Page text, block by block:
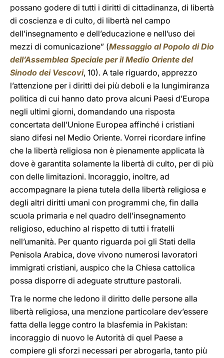
possano godere di tutti i diritti di cittadinanza, di libertà
di coscienza e di culto, di libertà nel campo
dell’insegnamento e dell’educazione e nell’uso dei
mezzi di comunicazione” (Messaggio al Popolo di Dio
dell’Assemblea Speciale per il Medio Oriente del
Sinodo dei Vescovi, 10). A tale riguardo, apprezzo
l’attenzione per i diritti dei più deboli e la lungimiranza
politica di cui hanno dato prova alcuni Paesi d’Europa
negli ultimi giorni, domandando una risposta
concertata dell’Unione Europea affinché i cristiani
siano difesi nel Medio Oriente. Vorrei ricordare infine
che la libertà religiosa non è pienamente applicata là
dove è garantita solamente la libertà di culto, per di più
con delle limitazioni. Incoraggio, inoltre, ad
accompagnare la piena tutela della libertà religiosa e
degli altri diritti umani con programmi che, fin dalla
scuola primaria e nel quadro dell’insegnamento
religioso, educhino al rispetto di tutti i fratelli
nell’umanità. Per quanto riguarda poi gli Stati della
Penisola Arabica, dove vivono numerosi lavoratori
immigrati cristiani, auspico che la Chiesa cattolica
possa disporre di adeguate strutture pastorali.
Tra le norme che ledono il diritto delle persone alla
libertà religiosa, una menzione particolare dev’essere
fatta della legge contro la blasfemia in Pakistan:
incoraggio di nuovo le Autorità di quel Paese a
compiere gli sforzi necessari per abrogarla, tanto più